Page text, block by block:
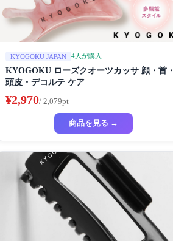
KYOGOKU JAPAN 4人が購入
KYOGOKU ローズクオーツカッサ 顔・首・
頭皮・デコルテ ケア
¥2,970/ 2,079pt
商品を見る →